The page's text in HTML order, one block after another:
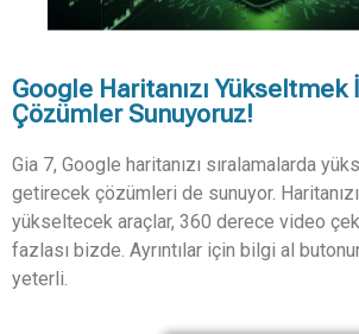
Google Haritanızı
Çözümler Sunuyoruz!
Gia 7, Google haritanızı sıralamalarda
getirecek çözümleri de sunuyor.
yükseltecek araçlar, 360 derece video
fazlası bizde. Ayrıntılar için bilgi al
yeterli.